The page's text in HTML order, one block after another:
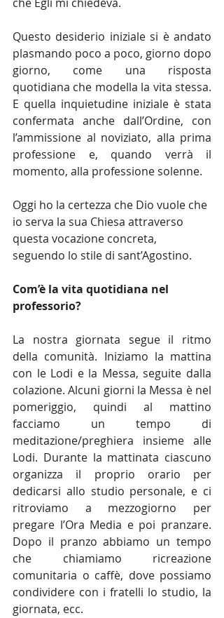
Questo desiderio iniziale si è andato
plasmando poco a poco, giorno dopo
giorno, come una risposta
quotidiana che modella la vita stessa.
E quella inquietudine iniziale è stata
confermata anche dall’Ordine, con
l’ammissione al noviziato, alla prima
professione e, quando verrà il
momento, alla professione solenne.
Oggi ho la certezza che Dio vuole che
io serva la sua Chiesa attraverso
questa vocazione concreta,
seguendo lo stile di sant’Agostino.
Com’è la vita quotidiana nel
professorio?
La nostra giornata segue il ritmo
della comunità. Iniziamo la mattina
con le Lodi e la Messa, seguite dalla
colazione. Alcuni giorni la Messa è nel
pomeriggio, quindi al mattino
facciamo un tempo di
meditazione/preghiera insieme alle
Lodi. Durante la mattinata ciascuno
organizza il proprio orario per
dedicarsi allo studio personale, e ci
ritroviamo a mezzogiorno per
pregare l’Ora Media e poi pranzare.
Dopo il pranzo abbiamo un tempo
che chiamiamo ricreazione
comunitaria o caffè, dove possiamo
condividere con i fratelli lo studio, la
giornata, ecc.